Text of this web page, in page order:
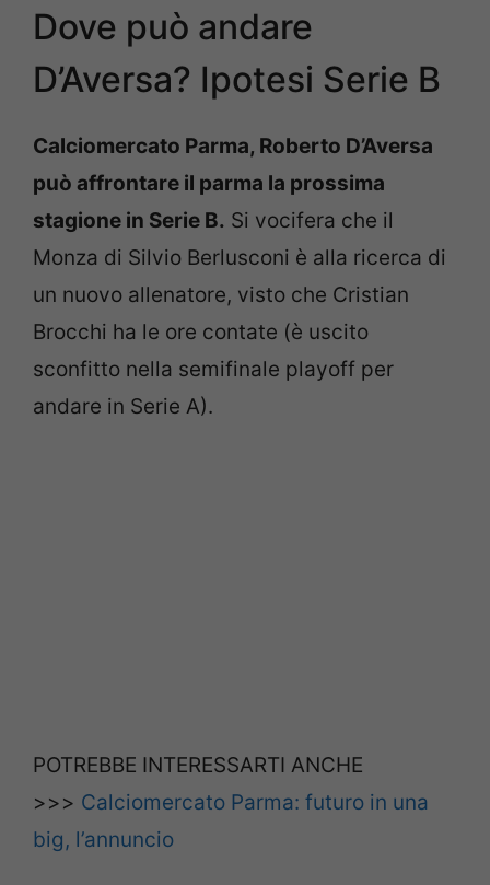
Dove può andare
D’Aversa? Ipotesi Serie B
Calciomercato Parma, Roberto D’Aversa
può affrontare il parma la prossima
stagione in Serie B. Si vocifera che il
Monza di Silvio Berlusconi è alla ricerca di
un nuovo allenatore, visto che Cristian
Brocchi ha le ore contate (è uscito
sconfitto nella semifinale playoff per
andare in Serie A).
POTREBBE INTERESSARTI ANCHE
>>> Calciomercato Parma: futuro in una
big, l’annuncio